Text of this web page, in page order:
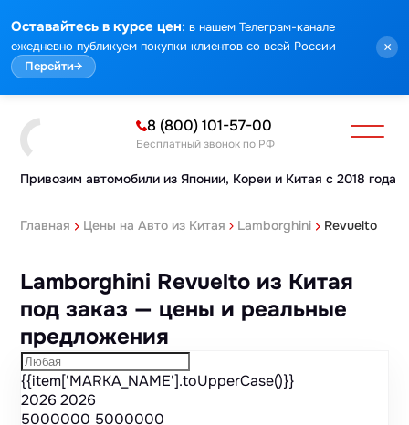
Оставайтесь в курсе цен: в нашем Телеграм-канале
ежедневно публикуем покупки клиентов со всей России
Перейти→
×
Привозим автомобили из Японии, Кореи и Китая с 2018 года
8 (800) 101-57-00
Бесплатный звонок по РФ
Главная Цены на Авто из Китая Lamborghini Revuelto
Lamborghini Revuelto из Китая
под заказ — цены и реальные
предложения
{{item['MARKA_NAME'].toUpperCase()}}
20262026
5000000 5000000